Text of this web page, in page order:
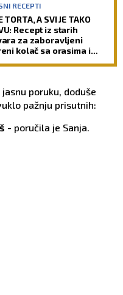
RECEPTI
TORTA, A SVI JE TAKO
Recept iz starih
za zaboravljeni
kolač sa orasima i
poruku, doduše
pažnju prisutnih:
- poručila je Sanja.